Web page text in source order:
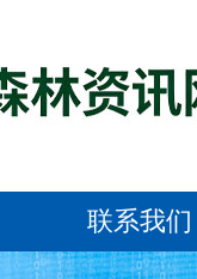
联系我们